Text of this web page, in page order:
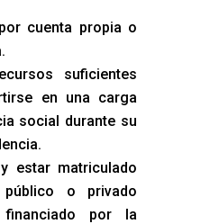
cuenta propia o
suficientes
en una carga
social durante su
estar matriculado
o privado
por la